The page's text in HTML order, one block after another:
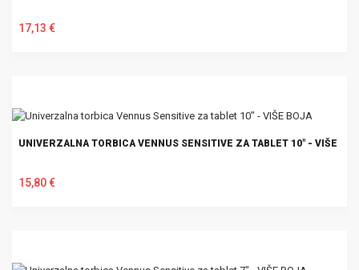
17,13 €
UNIVERZALNA TORBICA VENNUS SENSITIVE ZA TABLET 10" - VIŠE
15,80 €